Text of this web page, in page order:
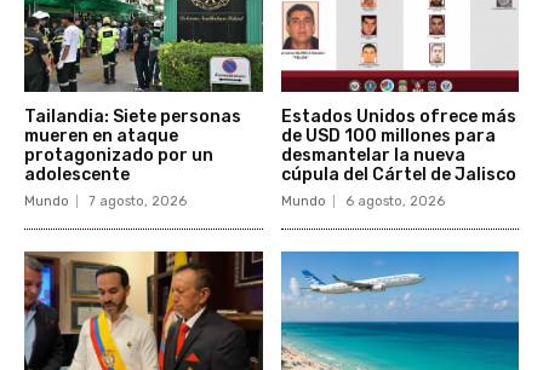
Tailandia: Siete personas
mueren en ataque
protagonizado por un
adolescente
Mundo 7 agosto, 2026
Estados Unidos ofrece más
de USD 100 millones para
desmantelar la nueva
cúpula del Cártel de Jalisco
Mundo 6 agosto, 2026